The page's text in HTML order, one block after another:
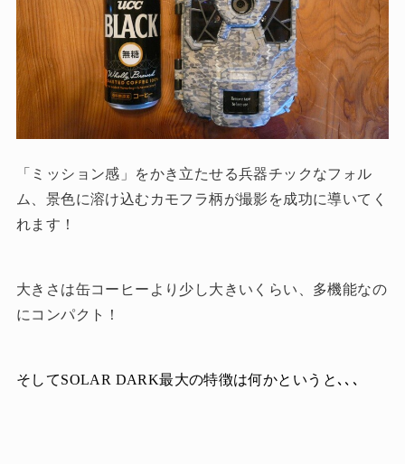
「ミッション感」をかき立たせる兵器チックなフォル
ム、景色に溶け込むカモフラ柄が撮影を成功に導いてく
れます！
大きさは缶コーヒーより少し大きいくらい、多機能なの
にコンパクト！
そしてSOLAR DARK最大の特徴は何かというと､､､